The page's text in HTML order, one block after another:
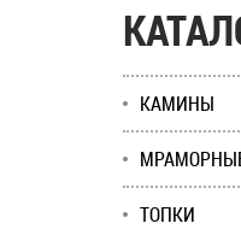
КАМИНЫ
ТОПКИ